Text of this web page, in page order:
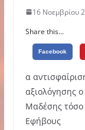
16 Νοεμβρίου
Share this...
Facebook
α
αξιολόγησης
Μαδέσης τόσο
Εφήβους